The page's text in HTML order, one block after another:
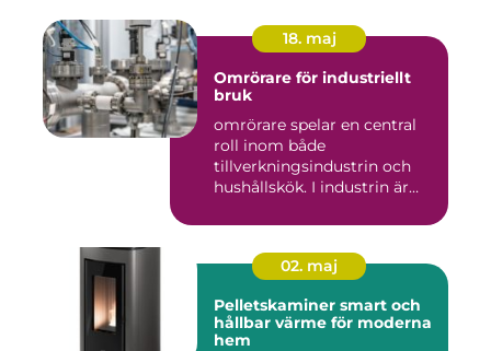
18. maj
Omrörare för industriellt
bruk
omrörare spelar en central
roll inom både
tillverkningsindustrin och
hushållskök. I industrin är
02. maj
Pelletskaminer smart och
hållbar värme för moderna
hem